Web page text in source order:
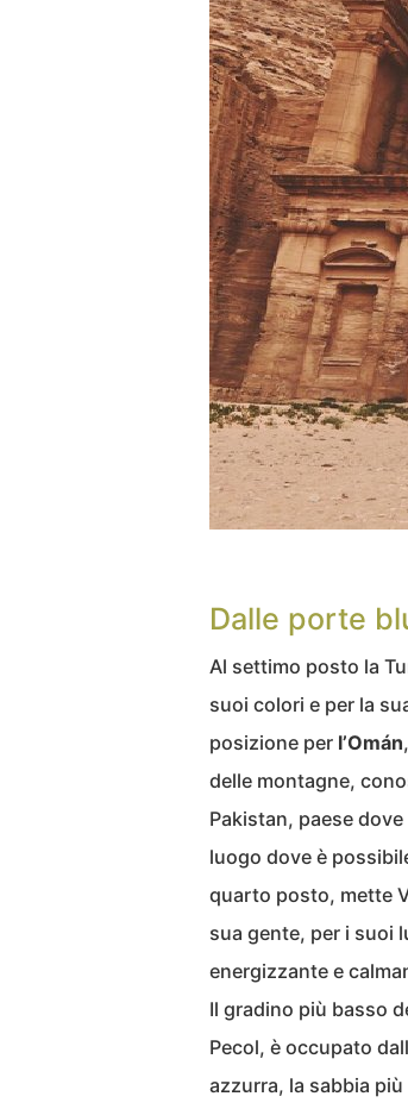
Dalle porte
Al settimo posto la
suoi colori e per la
posizione per l’Omán
delle montagne,
Pakistan, paese
luogo dove è
quarto posto, mette
sua gente, per i suoi
energizzante e
Il gradino più basso
Pecol, è occupato
azzurra, la sabbia più